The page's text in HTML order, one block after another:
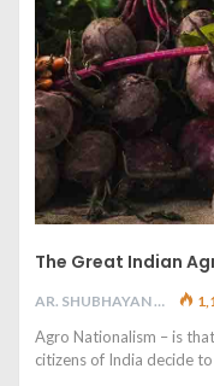
The Great Indian
AR. SHUBHAYAN M
Agro Nationalism – is
citizens of India decide